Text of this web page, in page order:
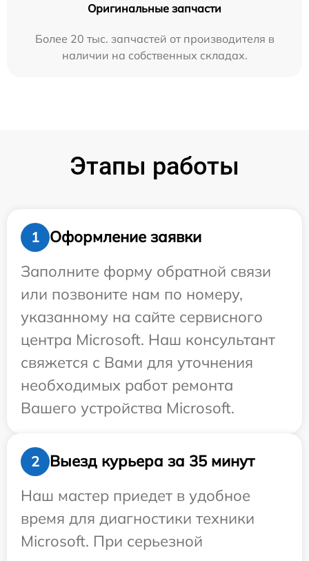
Оригинальные запчасти
Более 20 тыс. запчастей от производителя в
наличии на собственных складах.
Этапы работы
1
Оформление заявки
Заполните форму обратной связи
или позвоните нам по номеру,
указанному на сайте сервисного
центра Microsoft. Наш консультант
свяжется с Вами для уточнения
необходимых работ ремонта
Вашего устройства Microsoft.
2
Выезд курьера за 35 минут
Наш мастер приедет в удобное
время для диагностики техники
Microsoft. При серьезной